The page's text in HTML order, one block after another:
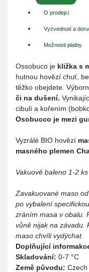
O prodejci
Vyzvednutí a
Možnosti platby
Ossobuco je kližka s
hutnou hovězí chuť,
těžko obejdete.
či na dušení.
cibulí a kořením
Osobucco je mezi
Vyzrálé BIO hovězí
masného plemen
Vakuově baleno 1-2
Zavakuované maso
po vybalení
zráním masa v obalu.
vůně nijak na závadu.
maso chvíli vydýchat.
Doplňující
Skladování: 0-7 °C
Země původu: